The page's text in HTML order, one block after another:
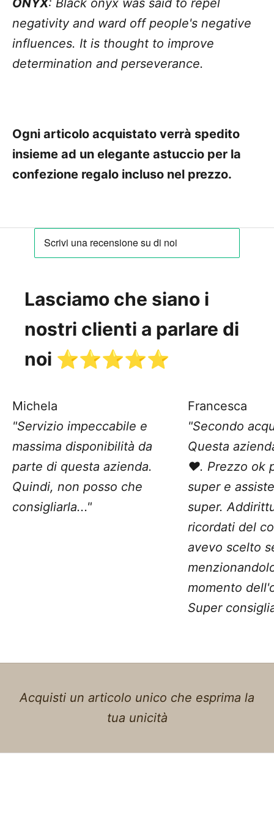
negativity and ward off people's negative
influences. It is thought to improve
determination and perseverance.
Ogni articolo acquistato verrà spedito
insieme ad un elegante astuccio per la
confezione regalo incluso nel prezzo.
Lasciamo che siano i
nostri clienti a parlare di
noi ⭐️⭐️⭐️⭐️⭐️
Michela
"Servizio impeccabile e
massima disponibilità da
parte di questa azienda.
Quindi, non posso che
consigliarla..."
Francesca
"Secondo
Questa
❤️. Prezzo ok
super e
super.
ricordati del
avevo scelto
momento
Super
Acquisti un articolo unico che esprima la
tua unicità